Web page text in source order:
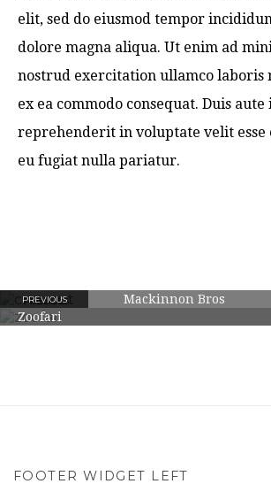
elit, sed do eiusmod tempor
dolore magna aliqua. Ut enim ad
nostrud exercitation ullamco laboris
ex ea commodo consequat. Duis
reprehenderit in voluptate velit esse
eu fugiat nulla pariatur.
Mackinnon Bros
PREVIOUS
Zoofari
FOOTER WIDGET LEFT